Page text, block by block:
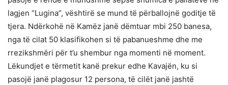
lagjen “Lugina”, vështirë se mund të përballojnë goditje të
tjera. Ndërkohë në Kamëz janë dëmtuar mbi 250 banesa,
nga të cilat 50 klasifikohen si të pabanueshme dhe me
rrezikshmëri për t’u shembur nga momenti në moment.
Lëkundjet e tërmetit kanë prekur edhe Kavajën, ku si
pasojë janë plagosur 12 persona, të cilët janë jashtë